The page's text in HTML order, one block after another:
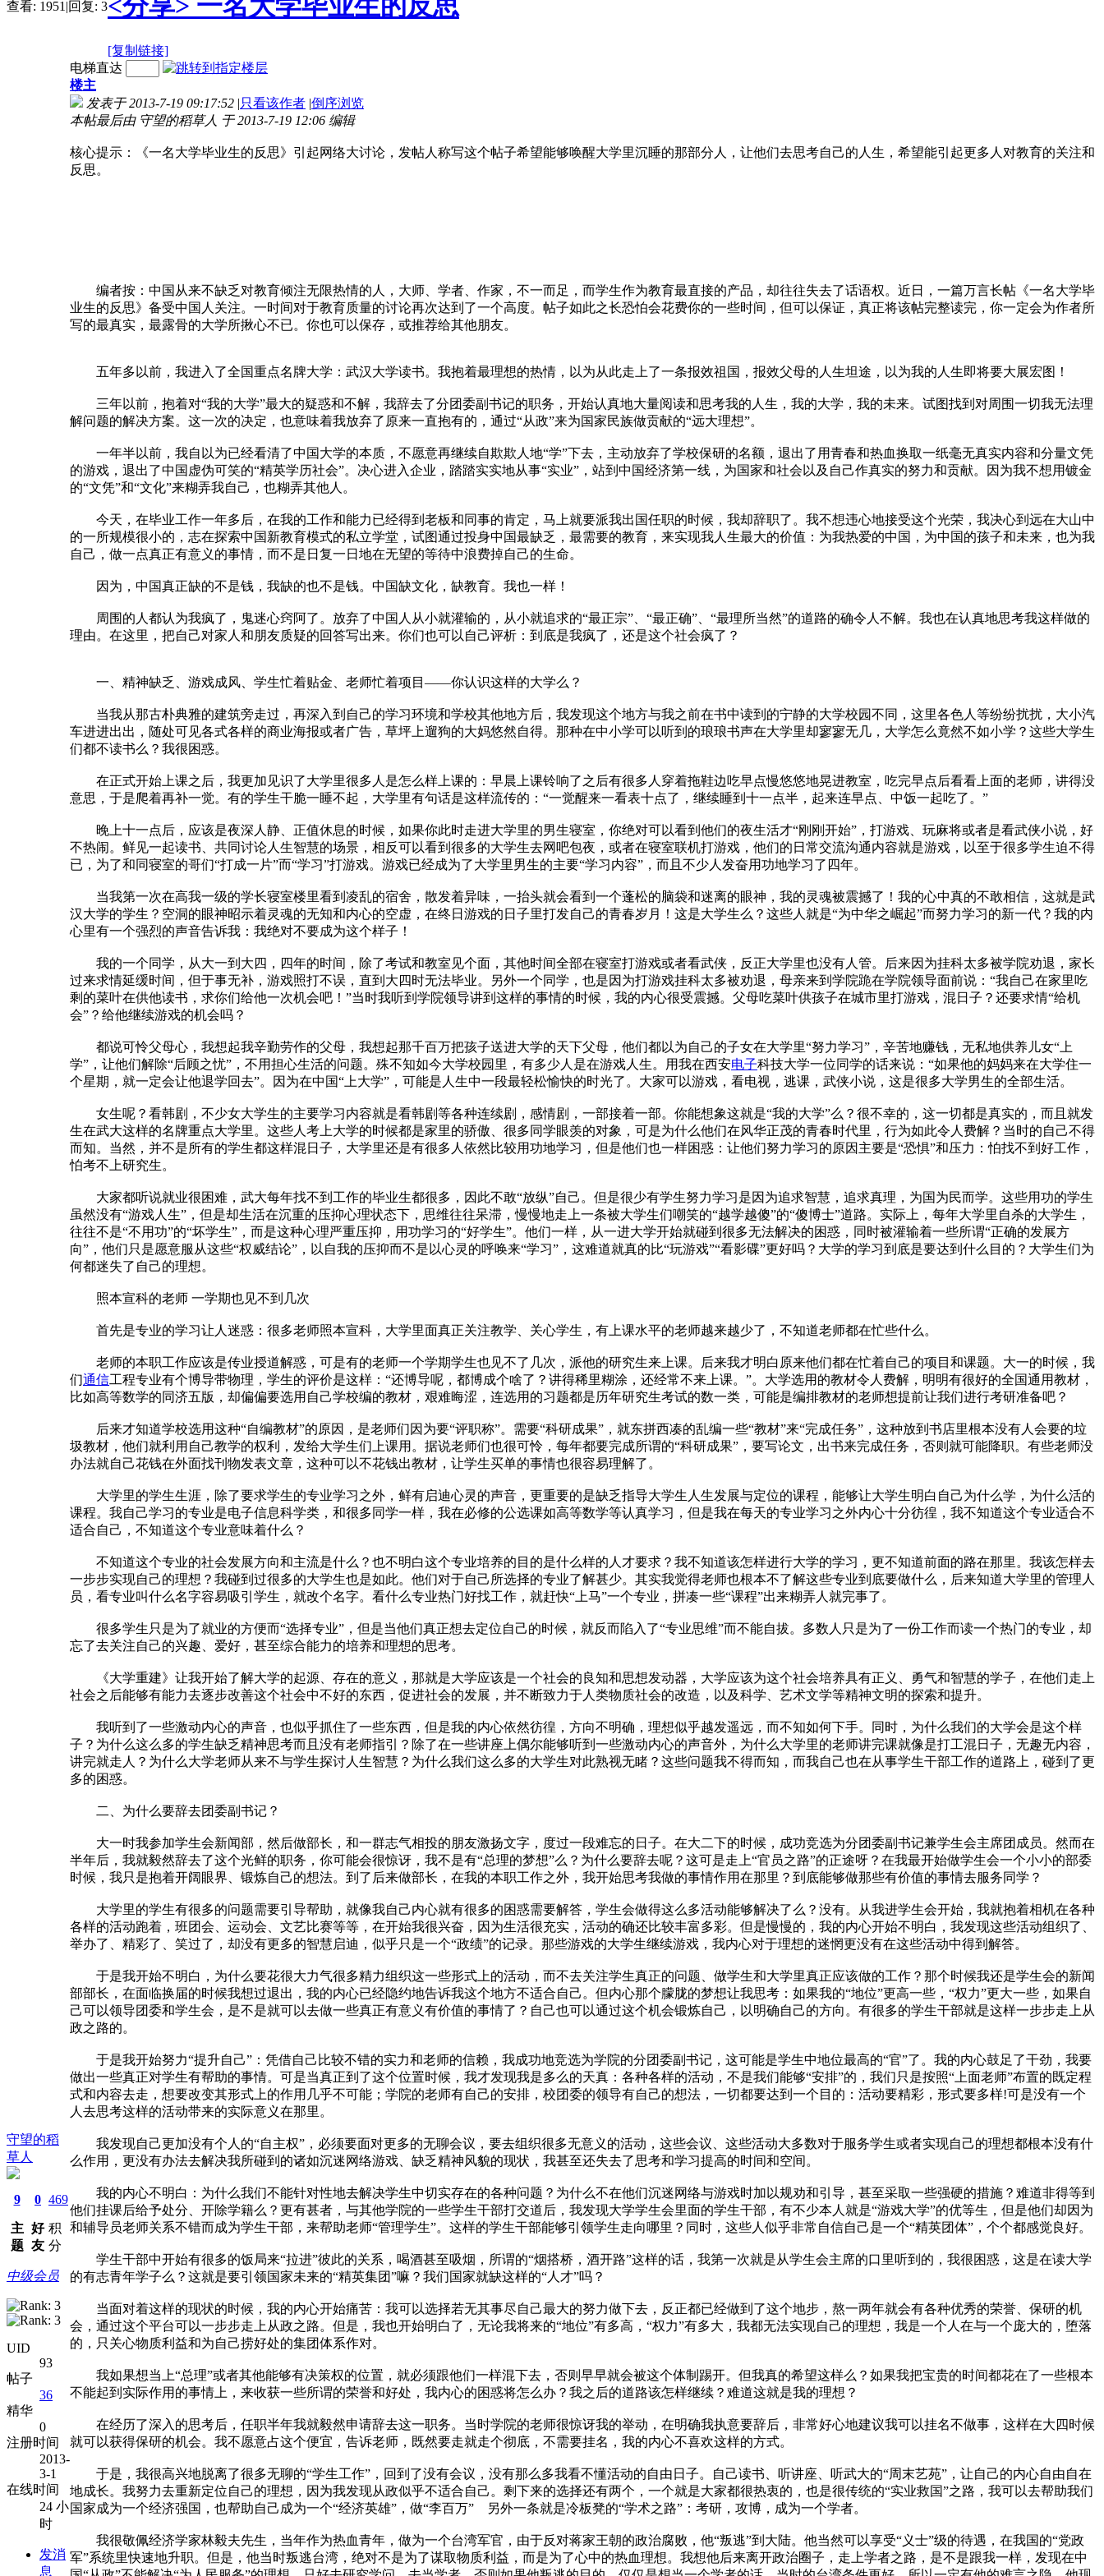
查看: 1951 |回复: 3<分享> 一名大学毕业生的反思
[复制链接]
守望的稻
草人
9
主
题
0
好
友
469
积
分
中级会员
UID
93
帖子
36
精华
0
注册时间
2013-
3-1
在线时间
24 小
时
发消
息
电梯直达
楼主
发表于 2013-7-19 09:17:52 |只看该作者 |倒序浏览
本帖最后由 守望的稻草人 于 2013-7-19 12:06 编辑
核心提示：《一名大学毕业生的反思》引起网络大讨论，发帖人称写这个帖子希望能够唤醒大学里沉睡的那部分人，让他们去思考自己的人生，希望能引起更多人对教育的关注和
反思。
编者按：中国从来不缺乏对教育倾注无限热情的人，大师、学者、作家，不一而足，而学生作为教育最直接的产品，却往往失去了话语权。近日，一篇万言长帖《一名大学毕
业生的反思》备受中国人关注。一时间对于教育质量的讨论再次达到了一个高度。帖子如此之长恐怕会花费你的一些时间，但可以保证，真正将该帖完整读完，你一定会为作者所
写的最真实，最露骨的大学所揪心不已。你也可以保存，或推荐给其他朋友。
五年多以前，我进入了全国重点名牌大学：武汉大学读书。我抱着最理想的热情，以为从此走上了一条报效祖国，报效父母的人生坦途，以为我的人生即将要大展宏图！
三年以前，抱着对“我的大学”最大的疑惑和不解，我辞去了分团委副书记的职务，开始认真地大量阅读和思考我的人生，我的大学，我的未来。试图找到对周围一切我无法理
解问题的解决方案。这一次的决定，也意味着我放弃了原来一直抱有的，通过“从政”来为国家民族做贡献的“远大理想”。
一年半以前，我自以为已经看清了中国大学的本质，不愿意再继续自欺欺人地“学”下去，主动放弃了学校保研的名额，退出了用青春和热血换取一纸毫无真实内容和分量文凭
的游戏，退出了中国虚伪可笑的“精英学历社会”。决心进入企业，踏踏实实地从事“实业”，站到中国经济第一线，为国家和社会以及自己作真实的努力和贡献。因为我不想用镀金
的“文凭”和“文化”来糊弄我自己，也糊弄其他人。
今天，在毕业工作一年多后，在我的工作和能力已经得到老板和同事的肯定，马上就要派我出国任职的时候，我却辞职了。我不想违心地接受这个光荣，我决心到远在大山中
的一所规模很小的，志在探索中国新教育模式的私立学堂，试图通过投身中国最缺乏，最需要的教育，来实现我人生最大的价值：为我热爱的中国，为中国的孩子和未来，也为我
自己，做一点真正有意义的事情，而不是日复一日地在无望的等待中浪费掉自己的生命。
因为，中国真正缺的不是钱，我缺的也不是钱。中国缺文化，缺教育。我也一样！
周围的人都认为我疯了，鬼迷心窍阿了。放弃了中国人从小就灌输的，从小就追求的“最正宗”、“最正确”、“最理所当然”的道路的确令人不解。我也在认真地思考我这样做的
理由。在这里，把自己对家人和朋友质疑的回答写出来。你们也可以自己评析：到底是我疯了，还是这个社会疯了？
一、精神缺乏、游戏成风、学生忙着贴金、老师忙着项目——你认识这样的大学么？
当我从那古朴典雅的建筑旁走过，再深入到自己的学习环境和学校其他地方后，我发现这个地方与我之前在书中读到的宁静的大学校园不同，这里各色人等纷纷扰扰，大小汽
车进进出出，随处可见各式各样的商业海报或者广告，草坪上遛狗的大妈悠然自得。那种在中小学可以听到的琅琅书声在大学里却寥寥无几，大学怎么竟然不如小学？这些大学生
们都不读书么？我很困惑。
在正式开始上课之后，我更加见识了大学里很多人是怎么样上课的：早晨上课铃响了之后有很多人穿着拖鞋边吃早点慢悠悠地晃进教室，吃完早点后看看上面的老师，讲得没
意思，于是爬着再补一觉。有的学生干脆一睡不起，大学里有句话是这样流传的：“一觉醒来一看表十点了，继续睡到十一点半，起来连早点、中饭一起吃了。”
晚上十一点后，应该是夜深人静、正值休息的时候，如果你此时走进大学里的男生寝室，你绝对可以看到他们的夜生活才“刚刚开始”，打游戏、玩麻将或者是看武侠小说，好
不热闹。鲜见一起读书、共同讨论人生智慧的场景，相反可以看到很多的大学生去网吧包夜，或者在寝室联机打游戏，他们的日常交流沟通内容就是游戏，以至于很多学生迫不得
已，为了和同寝室的哥们“打成一片”而“学习”打游戏。游戏已经成为了大学里男生的主要“学习内容”，而且不少人发奋用功地学习了四年。
当我第一次在高我一级的学长寝室楼里看到凌乱的宿舍，散发着异味，一抬头就会看到一个蓬松的脑袋和迷离的眼神，我的灵魂被震撼了！我的心中真的不敢相信，这就是武
汉大学的学生？空洞的眼神昭示着灵魂的无知和内心的空虚，在终日游戏的日子里打发自己的青春岁月！这是大学生么？这些人就是“为中华之崛起”而努力学习的新一代？我的内
心里有一个强烈的声音告诉我：我绝对不要成为这个样子！
我的一个同学，从大一到大四，四年的时间，除了考试和教室见个面，其他时间全部在寝室打游戏或者看武侠，反正大学里也没有人管。后来因为挂科太多被学院劝退，家长
过来求情延缓时间，但于事无补，游戏照打不误，直到大四时无法毕业。另外一个同学，也是因为打游戏挂科太多被劝退，母亲来到学院跪在学院领导面前说：“我自己在家里吃
剩的菜叶在供他读书，求你们给他一次机会吧！”当时我听到学院领导讲到这样的事情的时候，我的内心很受震撼。父母吃菜叶供孩子在城市里打游戏，混日子？还要求情“给机
会”？给他继续游戏的机会吗？
都说可怜父母心，我想起我辛勤劳作的父母，我想起那千百万把孩子送进大学的天下父母，他们都以为自己的子女在大学里“努力学习”，辛苦地赚钱，无私地供养儿女“上
学”，让他们解除“后顾之忧”，不用担心生活的问题。殊不知如今大学校园里，有多少人是在游戏人生。用我在西安电子科技大学一位同学的话来说：“如果他的妈妈来在大学住一
个星期，就一定会让他退学回去”。因为在中国“上大学”，可能是人生中一段最轻松愉快的时光了。大家可以游戏，看电视，逃课，武侠小说，这是很多大学男生的全部生活。
女生呢？看韩剧，不少女大学生的主要学习内容就是看韩剧等各种连续剧，感情剧，一部接着一部。你能想象这就是“我的大学”么？很不幸的，这一切都是真实的，而且就发
生在武大这样的名牌重点大学里。这些人考上大学的时候都是家里的骄傲、很多同学眼羡的对象，可是为什么他们在风华正茂的青春时代里，行为如此令人费解？当时的自己不得
而知。当然，并不是所有的学生都这样混日子，大学里还是有很多人依然比较用功地学习，但是他们也一样困惑：让他们努力学习的原因主要是“恐惧”和压力：怕找不到好工作，
怕考不上研究生。
大家都听说就业很困难，武大每年找不到工作的毕业生都很多，因此不敢“放纵”自己。但是很少有学生努力学习是因为追求智慧，追求真理，为国为民而学。这些用功的学生
虽然没有“游戏人生”，但是却生活在沉重的压抑心理状态下，思维往往呆滞，慢慢地走上一条被大学生们嘲笑的“越学越傻”的“傻博士”道路。实际上，每年大学里自杀的大学生，
往往不是“不用功”的“坏学生”，而是这种心理严重压抑，用功学习的“好学生”。他们一样，从一进大学开始就碰到很多无法解决的困惑，同时被灌输着一些所谓“正确的发展方
向”，他们只是愿意服从这些“权威结论”，以自我的压抑而不是以心灵的呼唤来“学习”，这难道就真的比“玩游戏”“看影碟”更好吗？大学的学习到底是要达到什么目的？大学生们为
何都迷失了自己的理想。
照本宣科的老师 一学期也见不到几次
首先是专业的学习让人迷惑：很多老师照本宣科，大学里面真正关注教学、关心学生，有上课水平的老师越来越少了，不知道老师都在忙些什么。
老师的本职工作应该是传业授道解惑，可是有的老师一个学期学生也见不了几次，派他的研究生来上课。后来我才明白原来他们都在忙着自己的项目和课题。大一的时候，我
们通信工程专业有个博导带物理，学生的评价是这样：“还博导呢，都博成个啥了？讲得稀里糊涂，还经常不来上课。”。大学选用的教材令人费解，明明有很好的全国通用教材，
比如高等数学的同济五版，却偏偏要选用自己学校编的教材，艰难晦涩，连选用的习题都是历年研究生考试的数一类，可能是编排教材的老师想提前让我们进行考研准备吧？
后来才知道学校选用这种“自编教材”的原因，是老师们因为要“评职称”。需要“科研成果”，就东拼西凑的乱编一些“教材”来“完成任务”，这种放到书店里根本没有人会要的垃
圾教材，他们就利用自己教学的权利，发给大学生们上课用。据说老师们也很可怜，每年都要完成所谓的“科研成果”，要写论文，出书来完成任务，否则就可能降职。有些老师没
办法就自己花钱在外面找刊物发表文章，这种可以不花钱出教材，让学生买单的事情也很容易理解了。
大学里的学生生涯，除了要求学生的专业学习之外，鲜有启迪心灵的声音，更重要的是缺乏指导大学生人生发展与定位的课程，能够让大学生明白自己为什么学，为什么活的
课程。我自己学习的专业是电子信息科学类，和很多同学一样，我在必修的公选课如高等数学等认真学习，但是我在每天的专业学习之外内心十分彷徨，我不知道这个专业适合不
适合自己，不知道这个专业意味着什么？
不知道这个专业的社会发展方向和主流是什么？也不明白这个专业培养的目的是什么样的人才要求？我不知道该怎样进行大学的学习，更不知道前面的路在那里。我该怎样去
一步步实现自己的理想？我碰到过很多的大学生也是如此。他们对于自己所选择的专业了解甚少。其实我觉得老师也根本不了解这些专业到底要做什么，后来知道大学里的管理人
员，看专业叫什么名字容易吸引学生，就改个名字。看什么专业热门好找工作，就赶快“上马”一个专业，拼凑一些“课程”出来糊弄人就完事了。
很多学生只是为了就业的方便而“选择专业”，但是当他们真正想去定位自己的时候，就反而陷入了“专业思维”而不能自拔。多数人只是为了一份工作而读一个热门的专业，却
忘了去关注自己的兴趣、爱好，甚至综合能力的培养和理想的思考。
《大学重建》让我开始了解大学的起源、存在的意义，那就是大学应该是一个社会的良知和思想发动器，大学应该为这个社会培养具有正义、勇气和智慧的学子，在他们走上
社会之后能够有能力去逐步改善这个社会中不好的东西，促进社会的发展，并不断致力于人类物质社会的改造，以及科学、艺术文学等精神文明的探索和提升。
我听到了一些激动内心的声音，也似乎抓住了一些东西，但是我的内心依然彷徨，方向不明确，理想似乎越发遥远，而不知如何下手。同时，为什么我们的大学会是这个样
子？为什么这么多的学生缺乏精神思考而且没有老师指引？除了在一些讲座上偶尔能够听到一些激动内心的声音外，为什么大学里的老师讲完课就像是打工混日子，无趣无内容，
讲完就走人？为什么大学老师从来不与学生探讨人生智慧？为什么我们这么多的大学生对此熟视无睹？这些问题我不得而知，而我自己也在从事学生干部工作的道路上，碰到了更
多的困惑。
二、为什么要辞去团委副书记？
大一时我参加学生会新闻部，然后做部长，和一群志气相投的朋友激扬文字，度过一段难忘的日子。在大二下的时候，成功竞选为分团委副书记兼学生会主席团成员。然而在
半年后，我就毅然辞去了这个光鲜的职务，你可能会很惊讶，我不是有“总理的梦想”么？为什么要辞去呢？这可是走上“官员之路”的正途呀？在我最开始做学生会一个小小的部委
时候，我只是抱着开阔眼界、锻炼自己的想法。到了后来做部长，在我的本职工作之外，我开始思考我做的事情作用在那里？到底能够做那些有价值的事情去服务同学？
大学里的学生有很多的问题需要引导帮助，就像我自己内心就有很多的困惑需要解答，学生会做得这么多活动能够解决了么？没有。从我进学生会开始，我就抱着相机在各种
各样的活动跑着，班团会、运动会、文艺比赛等等，在开始我很兴奋，因为生活很充实，活动的确还比较丰富多彩。但是慢慢的，我的内心开始不明白，我发现这些活动组织了、
举办了、精彩了、笑过了，却没有更多的智慧启迪，似乎只是一个“政绩”的记录。那些游戏的大学生继续游戏，我内心对于理想的迷惘更没有在这些活动中得到解答。
于是我开始不明白，为什么要花很大力气很多精力组织这一些形式上的活动，而不去关注学生真正的问题、做学生和大学里真正应该做的工作？那个时候我还是学生会的新闻
部部长，在面临换届的时候我想过退出，我的内心已经隐约地告诉我这个地方不适合自己。但内心那个朦胧的梦想让我思考：如果我的“地位”更高一些，“权力”更大一些，如果自
己可以领导团委和学生会，是不是就可以去做一些真正有意义有价值的事情了？自己也可以通过这个机会锻炼自己，以明确自己的方向。有很多的学生干部就是这样一步步走上从
政之路的。
于是我开始努力“提升自己”：凭借自己比较不错的实力和老师的信赖，我成功地竞选为学院的分团委副书记，这可能是学生中地位最高的“官”了。我的内心鼓足了干劲，我要
做出一些真正对学生有帮助的事情。可是当真正到了这个位置时候，我才发现我是多么的天真：各种各样的活动，不是我们能够“安排”的，我们只是按照“上面老师”布置的既定程
式和内容去走，想要改变其形式上的作用几乎不可能；学院的老师有自己的安排，校团委的领导有自己的想法，一切都要达到一个目的：活动要精彩，形式要多样!可是没有一个
人去思考这样的活动带来的实际意义在那里。
我发现自己更加没有个人的“自主权”，必须要面对更多的无聊会议，要去组织很多无意义的活动，这些会议、这些活动大多数对于服务学生或者实现自己的理想都根本没有什
么作用，更没有办法去解决我所碰到的诸如沉迷网络游戏、缺乏精神风貌的现状，我甚至还失去了思考和学习提高的时间和空间。
我的内心不明白：为什么我们不能针对性地去解决学生中切实存在的各种问题？为什么不在他们沉迷网络与游戏时加以规劝和引导，甚至采取一些强硬的措施？难道非得等到
他们挂课后给予处分、开除学籍么？更有甚者，与其他学院的一些学生干部打交道后，我发现大学学生会里面的学生干部，有不少本人就是“游戏大学”的优等生，但是他们却因为
和辅导员老师关系不错而成为学生干部，来帮助老师“管理学生”。这样的学生干部能够引领学生走向哪里？同时，这些人似乎非常自信自己是一个“精英团体”，个个都感觉良好。
学生干部中开始有很多的饭局来“拉进”彼此的关系，喝酒甚至吸烟，所谓的“烟搭桥，酒开路”这样的话，我第一次就是从学生会主席的口里听到的，我很困惑，这是在读大学
的有志青年学子么？这就是要引领国家未来的“精英集团”嘛？我们国家就缺这样的“人才”吗？
当面对着这样的现状的时候，我的内心开始痛苦：我可以选择若无其事尽自己最大的努力做下去，反正都已经做到了这个地步，熬一两年就会有各种优秀的荣誉、保研的机
会，通过这个平台可以一步步走上从政之路。但是，我也开始明白了，无论我将来的“地位”有多高，“权力”有多大，我都无法实现自己的理想，我是一个人在与一个庞大的，堕落
的，只关心物质利益和为自己捞好处的集团体系作对。
我如果想当上“总理”或者其他能够有决策权的位置，就必须跟他们一样混下去，否则早早就会被这个体制踢开。但我真的希望这样么？如果我把宝贵的时间都花在了一些根本
不能起到实际作用的事情上，来收获一些所谓的荣誉和好处，我内心的困惑将怎么办？我之后的道路该怎样继续？难道这就是我的理想？
在经历了深入的思考后，任职半年我就毅然申请辞去这一职务。当时学院的老师很惊讶我的举动，在明确我执意要辞后，非常好心地建议我可以挂名不做事，这样在大四时候
就可以获得保研的机会。我不愿意占这个便宜，告诉老师，既然要走就走个彻底，不需要挂名，我的内心不喜欢这样的方式。
于是，我很高兴地脱离了很多无聊的“学生工作”，回到了没有会议，没有那么多我看不懂活动的自由日子。自己读书、听讲座、听武大的“周末艺苑”，让自己的内心自由自在
地成长。我努力去重新定位自己的理想，因为我发现从政似乎不适合自己。剩下来的选择还有两个，一个就是大家都很热衷的，也是很传统的“实业救国”之路，我可以去帮助我们
国家成为一个经济强国，也帮助自己成为一个“经济英雄”，做“李百万” 另外一条就是冷板凳的“学术之路”：考研，攻博，成为一个学者。
我很敬佩经济学家林毅夫先生，当年作为热血青年，做为一个台湾军官，由于反对蒋家王朝的政治腐败，他“叛逃”到大陆。他当然可以享受“义士”级的待遇，在我国的“党政
军”系统里快速地升职。但是，他当时叛逃台湾，绝对不是为了谋取物质利益，而是为了心中的热血理想。我想他后来离开政治圈子，走上学者之路，是不是跟我一样，发现在中